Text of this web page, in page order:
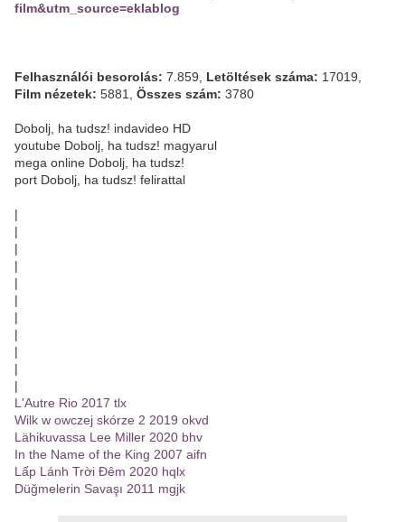
film&utm_source=eklablog
Felhasználói besorolás: 7.859, Letöltések száma: 17019,
Film nézetek: 5881, Összes szám: 3780
Dobolj, ha tudsz! indavideo HD
youtube Dobolj, ha tudsz! magyarul
mega online Dobolj, ha tudsz!
port Dobolj, ha tudsz! felirattal
|
|
|
|
|
|
|
|
|
|
|
L'Autre Rio 2017 tlx
Wilk w owczej skórze 2 2019 okvd
Lähikuvassa Lee Miller 2020 bhv
In the Name of the King 2007 aifn
Lấp Lánh Trời Đêm 2020 hqlx
Düğmelerin Savaşı 2011 mgjk